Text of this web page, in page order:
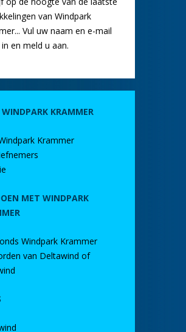
van Windpark
Vul uw naam en e-mail
en meld u aan.
WINDPARK KRAMMER
Krammer
MET WINDPARK
Windpark Krammer
van Deltawind of